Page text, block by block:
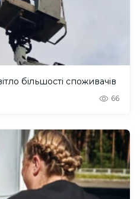
більшості споживачів
66